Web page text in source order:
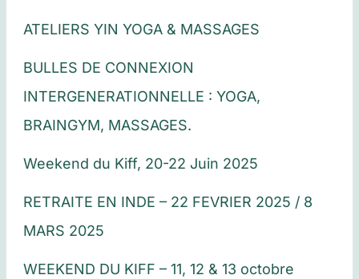
ATELIERS YIN YOGA & MASSAGES
BULLES DE CONNEXION
INTERGENERATIONNELLE : YOGA,
BRAINGYM, MASSAGES.
Weekend du Kiff, 20-22 Juin 2025
RETRAITE EN INDE – 22 FEVRIER 2025 / 8
MARS 2025
WEEKEND DU KIFF – 11, 12 & 13 octobre